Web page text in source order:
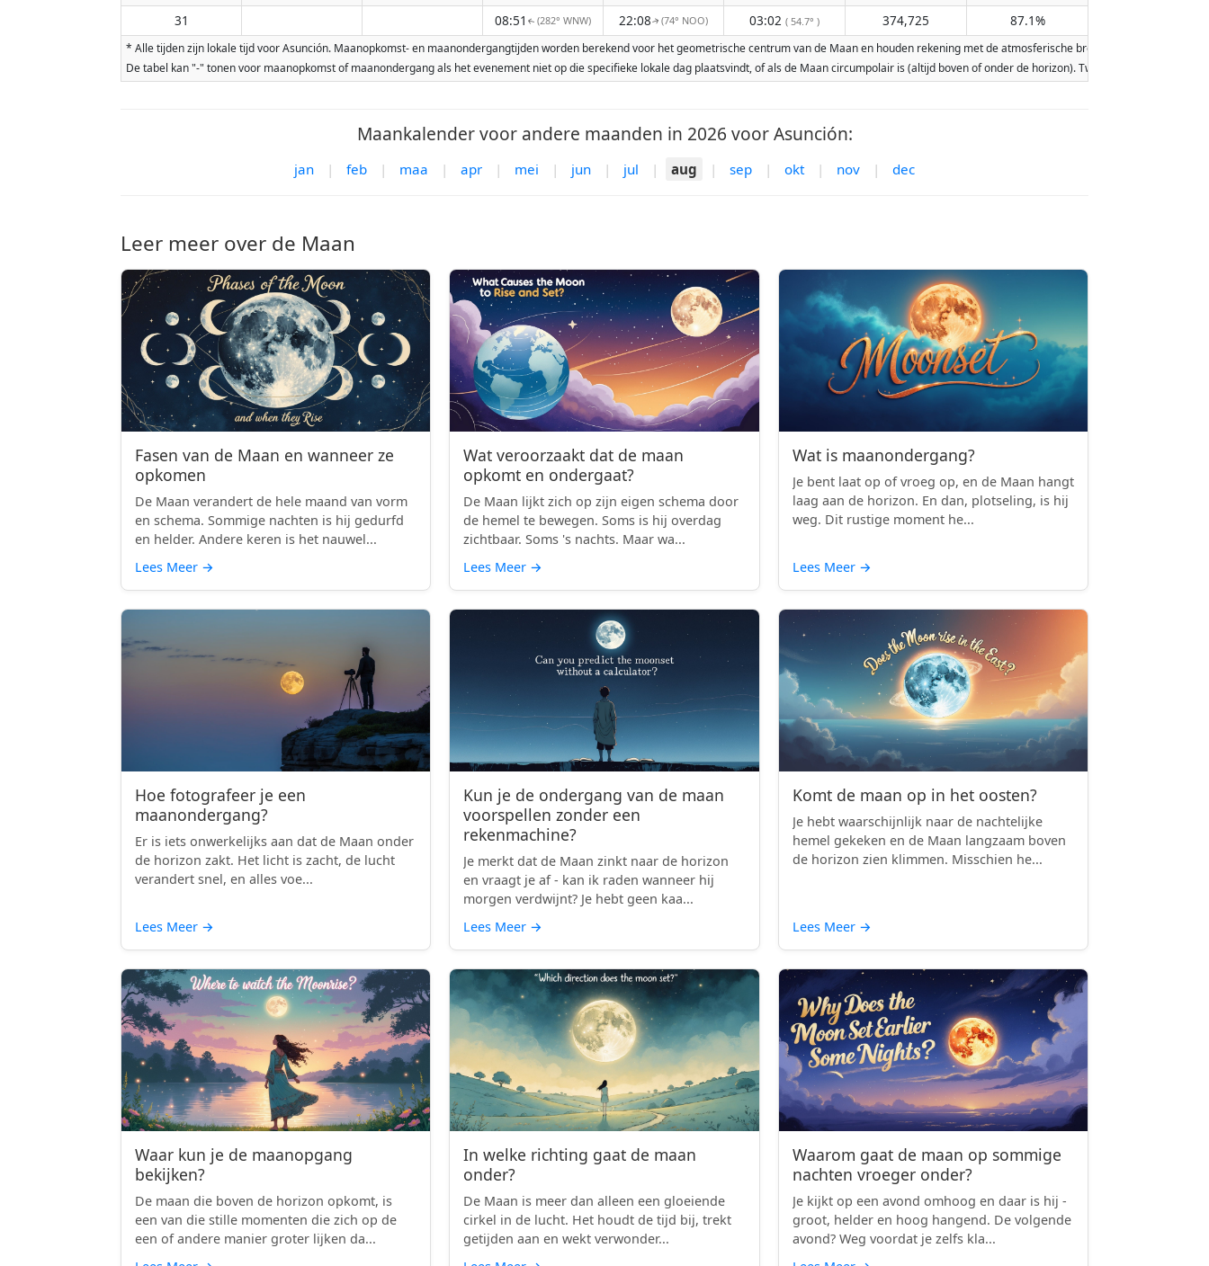
31
08:51 ↑(282° WNW) 22:08↑(74° NOO) 03:02 ( 54.7° ) 374,725 87.1%
* Alle tijden zijn lokale tijd voor Asunción. Maanopkomst- en maanondergangtijden worden berekend voor het geometrische centrum van de Maan en houden rekening met de atmosferische breking van de Aarde.
De tabel kan "-" tonen voor maanopkomst of maanondergang als het evenement niet op die specifieke lokale dag plaatsvindt, of als de Maan circumpolair is (altijd boven of onder de horizon). Twee maanopkomsten
Maankalender voor andere maanden in 2026 voor Asunción:
jan | feb | maa | apr | mei | jun | jul | aug | sep | okt | nov | dec
Leer meer over de Maan
Fasen van de Maan en wanneer ze
opkomen
De Maan verandert de hele maand van vorm
en schema. Sommige nachten is hij gedurfd
en helder. Andere keren is het nauwel...
Lees Meer →
Wat veroorzaakt dat de maan
opkomt en ondergaat?
De Maan lijkt zich op zijn eigen schema door
de hemel te bewegen. Soms is hij overdag
zichtbaar. Soms 's nachts. Maar wa...
Lees Meer →
Wat is maanondergang?
Je bent laat op of vroeg op, en de Maan hangt
laag aan de horizon. En dan, plotseling, is hij
weg. Dit rustige moment he...
Lees Meer →
Hoe fotografeer je een
maanondergang?
Er is iets onwerkelijks aan dat de Maan onder
de horizon zakt. Het licht is zacht, de lucht
verandert snel, en alles voe...
Lees Meer →
Kun je de ondergang van de maan
voorspellen zonder een
rekenmachine?
Je merkt dat de Maan zinkt naar de horizon
en vraagt je af - kan ik raden wanneer hij
morgen verdwijnt? Je hebt geen kaa...
Lees Meer →
Komt de maan op in het oosten?
Je hebt waarschijnlijk naar de nachtelijke
hemel gekeken en de Maan langzaam boven
de horizon zien klimmen. Misschien he...
Lees Meer →
Waar kun je de maanopgang
bekijken?
De maan die boven de horizon opkomt, is
een van die stille momenten die zich op de
een of andere manier groter lijken da...
In welke richting gaat de maan
onder?
De Maan is meer dan alleen een gloeiende
cirkel in de lucht. Het houdt de tijd bij, trekt
getijden aan en wekt verwonder...
Waarom gaat de maan op sommige
nachten vroeger onder?
Je kijkt op een avond omhoog en daar is hij -
groot, helder en hoog hangend. De volgende
avond? Weg voordat je zelfs kla...